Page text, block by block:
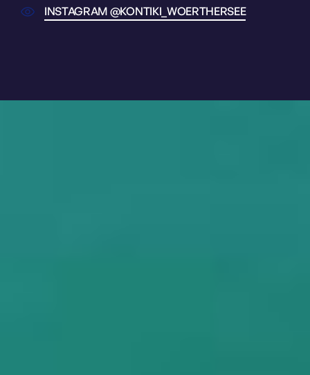
INSTAGRAM @KONTIKI_WOERTHERSEE